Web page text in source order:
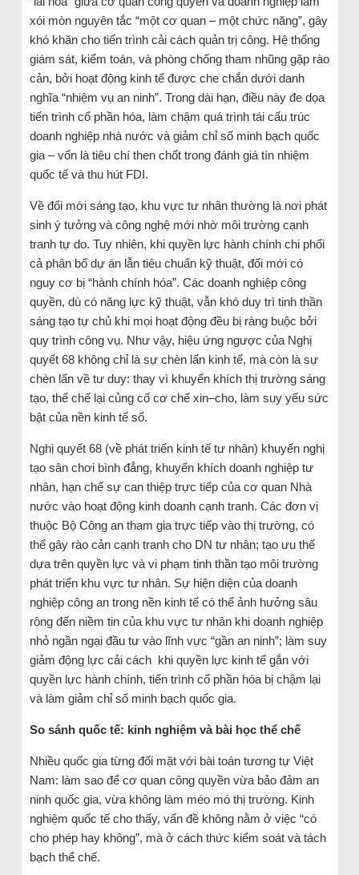
xói mòn nguyên tắc “một cơ quan – một chức năng”, gây
khó khăn cho tiến trình cải cách quản trị công. Hệ thống
giám sát, kiểm toán, và phòng chống tham nhũng gặp rào
cản, bởi hoạt động kinh tế được che chắn dưới danh
nghĩa “nhiệm vụ an ninh”. Trong dài hạn, điều này đe dọa
tiến trình cổ phần hóa, làm chậm quá trình tái cấu trúc
doanh nghiệp nhà nước và giảm chỉ số minh bạch quốc
gia – vốn là tiêu chí then chốt trong đánh giá tín nhiệm
quốc tế và thu hút FDI.
Về đổi mới sáng tạo, khu vực tư nhân thường là nơi phát
sinh ý tưởng và công nghệ mới nhờ môi trường cạnh
tranh tự do. Tuy nhiên, khi quyền lực hành chính chi phối
cả phân bổ dự án lẫn tiêu chuẩn kỹ thuật, đổi mới có
nguy cơ bị “hành chính hóa”. Các doanh nghiệp công
quyền, dù có năng lực kỹ thuật, vẫn khó duy trì tinh thần
sáng tạo tự chủ khi mọi hoạt động đều bị ràng buộc bởi
quy trình công vụ. Như vậy, hiệu ứng ngược của Nghị
quyết 68 không chỉ là sự chèn lấn kinh tế, mà còn là sự
chèn lấn về tư duy: thay vì khuyến khích thị trường sáng
tạo, thể chế lại củng cố cơ chế xin–cho, làm suy yếu sức
bật của nền kinh tế số.
Nghị quyết 68 (về phát triển kinh tế tư nhân) khuyến nghị
tạo sân chơi bình đẳng, khuyến khích doanh nghiệp tư
nhân, hạn chế sự can thiệp trực tiếp của cơ quan Nhà
nước vào hoạt động kinh doanh cạnh tranh. Các đơn vị
thuộc Bộ Công an tham gia trực tiếp vào thị trường, có
thể gây rào cản cạnh tranh cho DN tư nhân; tạo ưu thế
dựa trên quyền lực và vi phạm tinh thần tạo môi trường
phát triển khu vực tư nhân. Sự hiện diện của doanh
nghiệp công an trong nền kinh tế có thể ảnh hưởng sâu
rộng đến niềm tin của khu vực tư nhân khi doanh nghiệp
nhỏ ngần ngại đầu tư vào lĩnh vực “gần an ninh”; làm suy
giảm động lực cải cách khi quyền lực kinh tế gắn với
quyền lực hành chính, tiến trình cổ phần hóa bị chậm lại
và làm giảm chỉ số minh bạch quốc gia.
So sánh quốc tế: kinh nghiệm và bài học thể chế
Nhiều quốc gia từng đối mặt với bài toán tương tự Việt
Nam: làm sao để cơ quan công quyền vừa bảo đảm an
ninh quốc gia, vừa không làm méo mó thị trường. Kinh
nghiệm quốc tế cho thấy, vấn đề không nằm ở việc “có
cho phép hay không”, mà ở cách thức kiểm soát và tách
bạch thể chế.